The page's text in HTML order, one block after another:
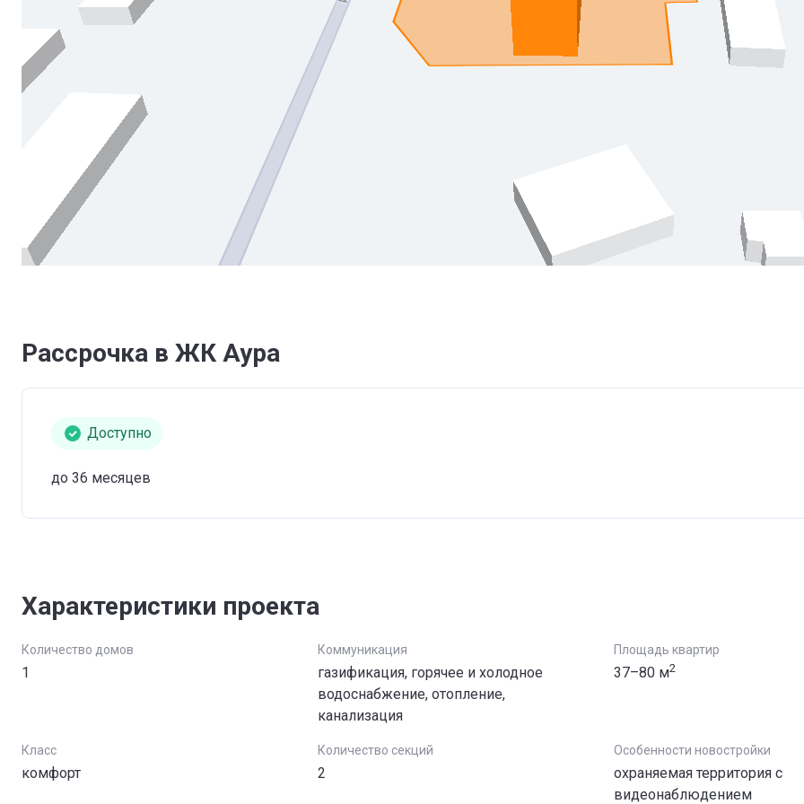
Рассрочка в ЖК Аура
Доступно
до 36 месяцев
Характеристики проекта
Количество домов
1
Коммуникация
газификация, горячее и холодное
водоснабжение, отопление,
канализация
Площадь квартир
37–80 м2
Класс
комфорт
Количество секций
2
Особенности новостройки
охраняемая территория с
видеонаблюдением